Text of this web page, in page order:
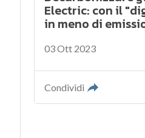
Electric: con il
in meno di
03 Ott 2023
Condividi